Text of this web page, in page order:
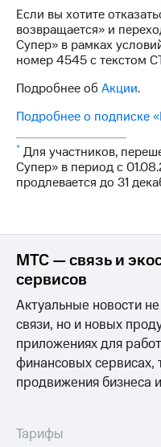
фильмы,
музыка
и многое
другое
Семейная
группа
Скидка
на тарифы,
общие
подписки
к геолокации
Кино,
музыка,
и не
только
Безопасность
Финансы
в Мой МТС
Посмотрите,
что
полезного
в нашем
КИОН
КИОН
КИОН
Строки
Live
Гудок
Мой
МТС
Все
Если вы хотите
возвращается» и
Супер» в рамках
номер 4545 с текстом
Подробнее обАкции.
Подробнее о подписке
* Для участников,
Супер» в период с
продлевается до 31
МТС — связь и
сервисов
Актуальные новости
связи, но и новых
приложениях для
финансовых сервисах,
продвижения бизнеса
Тарифы